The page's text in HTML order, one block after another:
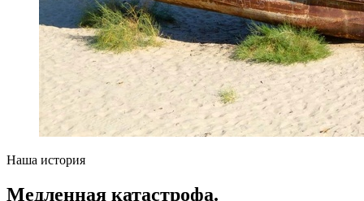
Наша история
Медленная катастрофа.